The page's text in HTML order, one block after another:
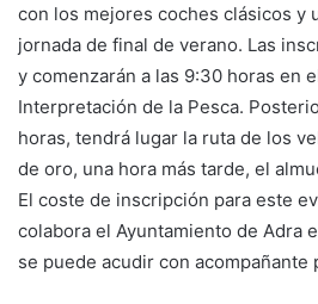
con los mejores coches clásicos y
jornada de final de verano. Las
y comenzarán a las 9:30 horas en
Interpretación de la Pesca.
horas, tendrá lugar la ruta de los
de oro, una hora más tarde, el
El coste de inscripción para este
colabora el Ayuntamiento de Adra
se puede acudir con acompañante